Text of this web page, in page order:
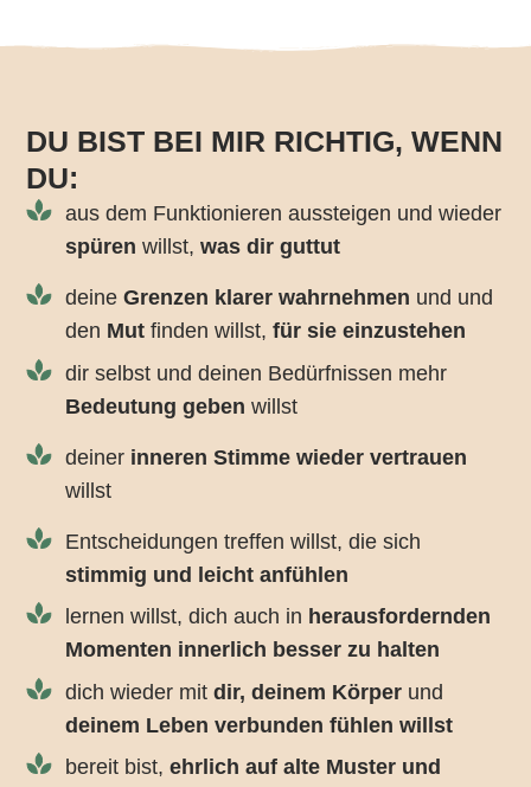
DU BIST BEI MIR RICHTIG, WENN
DU:
aus dem Funktionieren aussteigen und wieder
spüren willst, was dir guttut
deine Grenzen klarer wahrnehmen und und
den Mut finden willst, für sie einzustehen
dir selbst und deinen Bedürfnissen mehr
Bedeutung geben willst
deiner inneren Stimme wieder vertrauen
willst
Entscheidungen treffen willst, die sich
stimmig und leicht anfühlen
lernen willst, dich auch in herausfordernden
Momenten innerlich besser zu halten
dich wieder mit dir, deinem Körperund
deinem Leben verbunden fühlen willst
bereit bist, ehrlich auf alte Muster und